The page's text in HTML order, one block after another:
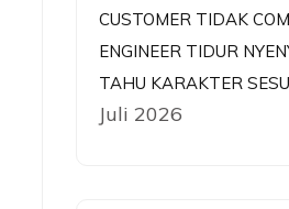
CUSTOMER TIDAK
ENGINEER TIDUR
TAHU KARAKTER
Juli 2026